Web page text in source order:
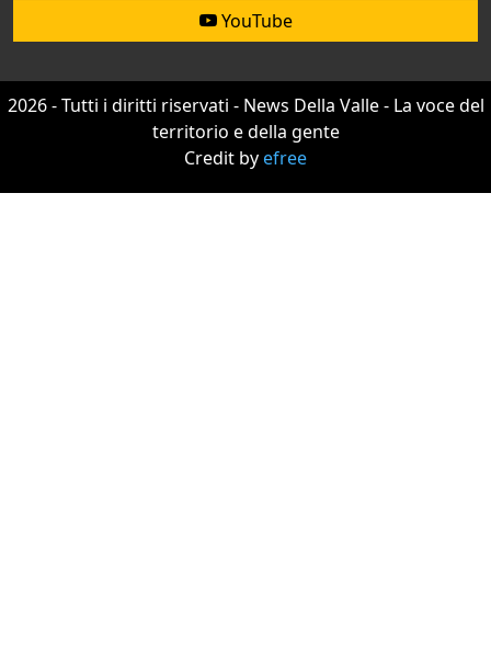
YouTube
2026 - Tutti i diritti riservati - News Della Valle - La voce del
territorio e della gente
Credit byefree